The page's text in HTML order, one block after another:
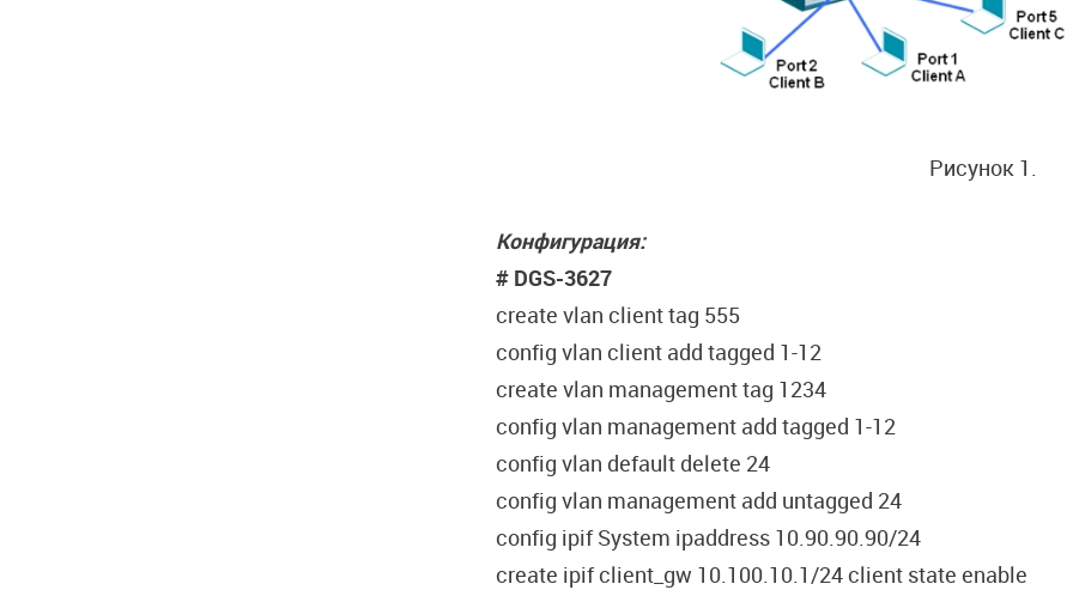
Рисунок 1.
Конфигурация:
# DGS-3627
create vlan client tag 555
config vlan client add tagged 1-12
create vlan management tag 1234
config vlan management add tagged 1-12
config vlan default delete 24
config vlan management add untagged 24
config ipif System ipaddress 10.90.90.90/24
create ipif client_gw 10.100.10.1/24 client state enable